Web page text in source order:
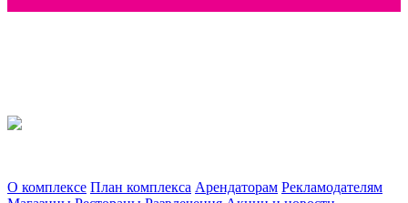
О комплексе План комплекса Арендаторам Рекламодателям